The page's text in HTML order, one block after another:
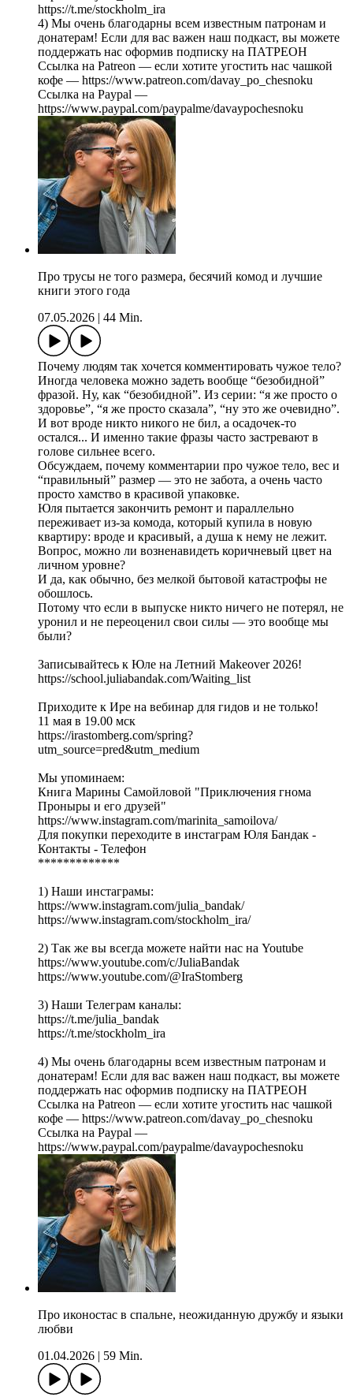
https://t.me/stockholm_ira
4) Мы очень благодарны всем известным патронам и
донатерам! Если для вас важен наш подкаст, вы можете
поддержать нас оформив подписку на ПАТРЕОН
Ссылка на Patreon — если хотите угостить нас чашкой
кофе — https://www.patreon.com/davay_po_chesnoku
Ссылка на Paypal —
https://www.paypal.com/paypalme/davaypochesnoku
Про трусы не того размера, бесячий комод и лучшие
книги этого года
07.05.2026
44 Min.
Почему людям так хочется комментировать чужое тело?
Иногда человека можно задеть вообще “безобидной”
фразой. Ну, как “безобидной”. Из серии: “я же просто о
здоровье”, “я же просто сказала”, “ну это же очевидно”.
И вот вроде никто никого не бил, а осадочек-то
остался... И именно такие фразы часто застревают в
голове сильнее всего.
Обсуждаем, почему комментарии про чужое тело, вес и
“правильный” размер — это не забота, а очень часто
просто хамство в красивой упаковке.
Юля пытается закончить ремонт и параллельно
переживает из-за комода, который купила в новую
квартиру: вроде и красивый, а душа к нему не лежит.
Вопрос, можно ли возненавидеть коричневый цвет на
личном уровне?
И да, как обычно, без мелкой бытовой катастрофы не
обошлось.
Потому что если в выпуске никто ничего не потерял, не
уронил и не переоценил свои силы — это вообще мы
были?
Записывайтесь к Юле на Летний Makeover 2026!
https://school.juliabandak.com/Waiting_list
Приходите к Ире на вебинар для гидов и не только!
11 мая в 19.00 мск
https://irastomberg.com/spring?
utm_source=pred&utm_medium
Мы упоминаем:
Книга Марины Самойловой "Приключения гнома
Проныры и его друзей"
https://www.instagram.com/marinita_samoilova/
Для покупки переходите в инстаграм Юля Бандак -
Контакты - Телефон
*************
1) Наши инстаграмы:
https://www.instagram.com/julia_bandak/
https://www.instagram.com/stockholm_ira/
2) Так же вы всегда можете найти нас на Youtube
https://www.youtube.com/c/JuliaBandak
https://www.youtube.com/@IraStomberg
3) Наши Телеграм каналы:
https://t.me/julia_bandak
https://t.me/stockholm_ira
4) Мы очень благодарны всем известным патронам и
донатерам! Если для вас важен наш подкаст, вы можете
поддержать нас оформив подписку на ПАТРЕОН
Ссылка на Patreon — если хотите угостить нас чашкой
кофе — https://www.patreon.com/davay_po_chesnoku
Ссылка на Paypal —
https://www.paypal.com/paypalme/davaypochesnoku
Про иконостас в спальне, неожиданную дружбу и языки
любви
01.04.2026
59 Min.